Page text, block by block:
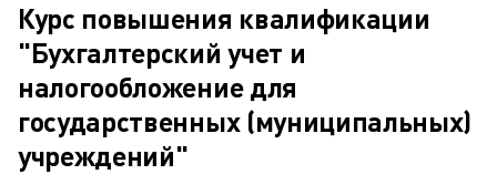
Курс повышения квалификации
"Бухгалтерский учет и
налогообложение для
государственных (муниципальных)
учреждений"